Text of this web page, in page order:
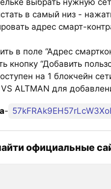
в самый низ -
адрес смарт-
в поле “Адрес
кнопку “Добавить
на 1 блокчейн
VS ALTMAN для
-
официальные